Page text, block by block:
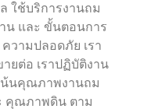
ใช้บริการงานถม
น และ ขั้นตอนการ
วามปลอดภัย เรา
ยต่อ เราปฏิบัติงาน
เน้นคุณภาพงานถม
คุณภาพดิน ตาม